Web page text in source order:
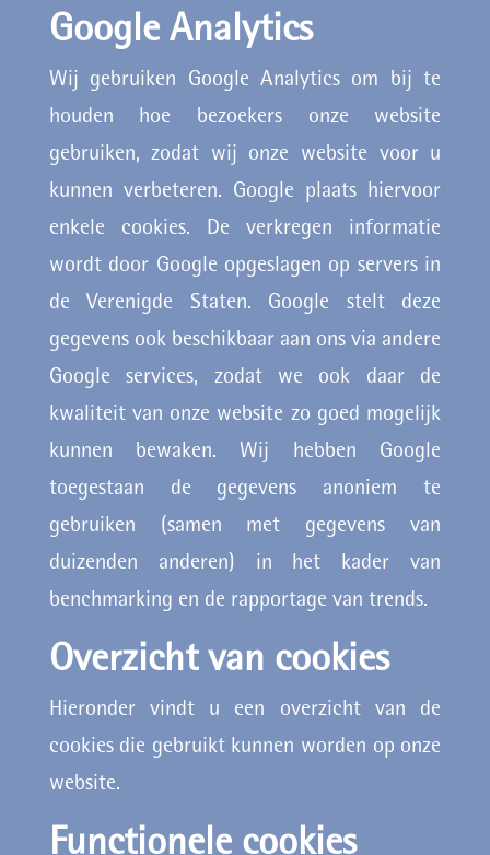
Google Analytics
Wij gebruiken Google Analytics om bij te
houden hoe bezoekers onze website
gebruiken, zodat wij onze website voor u
kunnen verbeteren. Google plaats hiervoor
enkele cookies. De verkregen informatie
wordt door Google opgeslagen op servers in
de Verenigde Staten. Google stelt deze
gegevens ook beschikbaar aan ons via andere
Google services, zodat we ook daar de
kwaliteit van onze website zo goed mogelijk
kunnen bewaken. Wij hebben Google
toegestaan de gegevens anoniem te
gebruiken (samen met gegevens van
duizenden anderen) in het kader van
benchmarking en de rapportage van trends.
Overzicht van cookies
Hieronder vindt u een overzicht van de
cookies die gebruikt kunnen worden op onze
website.
Functionele cookies